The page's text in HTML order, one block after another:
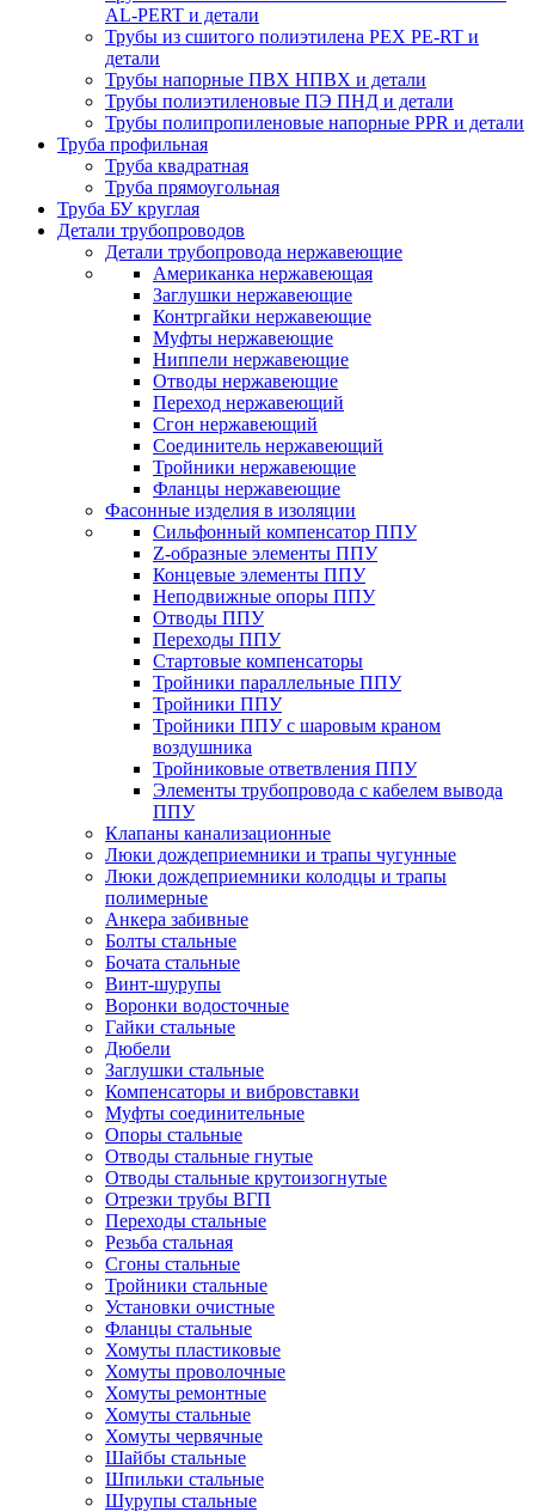
AL-PERT и детали
Трубы из сшитого полиэтилена PEX PE-RT и
детали
Трубы напорные ПВХ НПВХ и детали
Трубы полиэтиленовые ПЭ ПНД и детали
Трубы полипропиленовые напорные PPR и детали
Труба профильная
Труба квадратная
Труба прямоугольная
Труба БУ круглая
Детали трубопроводов
Детали трубопровода нержавеющие
Американка нержавеющая
Заглушки нержавеющие
Контргайки нержавеющие
Муфты нержавеющие
Ниппели нержавеющие
Отводы нержавеющие
Переход нержавеющий
Сгон нержавеющий
Соединитель нержавеющий
Тройники нержавеющие
Фланцы нержавеющие
Фасонные изделия в изоляции
Cильфонный компенсатор ППУ
Z-образные элементы ППУ
Концевые элементы ППУ
Неподвижные опоры ППУ
Отводы ППУ
Переходы ППУ
Стартовые компенсаторы
Тройники параллельные ППУ
Тройники ППУ
Тройники ППУ с шаровым краном
воздушника
Тройниковые ответвления ППУ
Элементы трубопровода с кабелем вывода
ППУ
Клапаны канализационные
Люки дождеприемники и трапы чугунные
Люки дождеприемники колодцы и трапы
полимерные
Анкера забивные
Болты стальные
Бочата стальные
Винт-шурупы
Воронки водосточные
Гайки стальные
Дюбели
Заглушки стальные
Компенсаторы и вибровставки
Муфты соединительные
Опоры стальные
Отводы стальные гнутые
Отводы стальные крутоизогнутые
Отрезки трубы ВГП
Переходы стальные
Резьба стальная
Сгоны стальные
Тройники стальные
Установки очистные
Фланцы стальные
Хомуты пластиковые
Хомуты проволочные
Хомуты ремонтные
Хомуты стальные
Хомуты червячные
Шайбы стальные
Шпильки стальные
Шурупы стальные